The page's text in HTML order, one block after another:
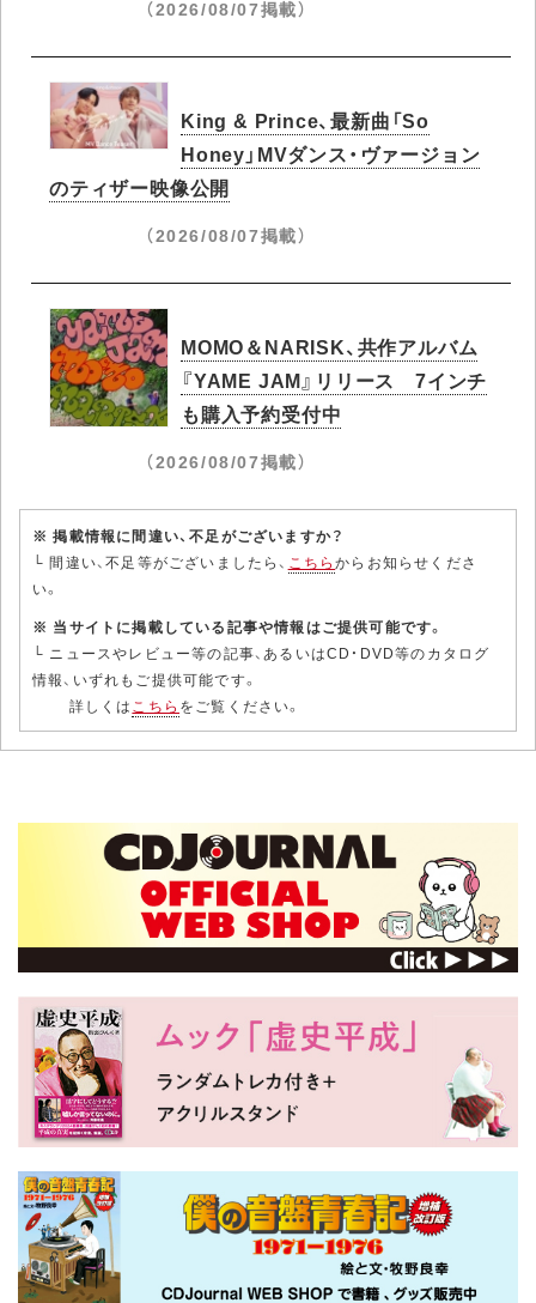
（2026/08/07掲載）
King & Prince、最新曲「So
Honey」MVダンス・ヴァージョン
のティザー映像公開
（2026/08/07掲載）
MOMO＆NARISK、共作アルバム
『YAME JAM』リリース 7インチ
も購入予約受付中
（2026/08/07掲載）
※ 掲載情報に間違い、不足がございますか？
└ 間違い、不足等がございましたら、 こちらからお知らせくださ
い。
※ 当サイトに掲載している記事や情報はご提供可能です。
└ ニュースやレビュー等の記事、あるいはCD・DVD等のカタログ
情報、いずれもご提供可能です。
詳しくはこちら をご覧ください。